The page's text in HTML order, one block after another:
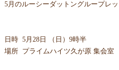
5月のルーシーダットングループレ
日時 5月28日 （日）9時半
場所 プライムハイツ久が原 集会室